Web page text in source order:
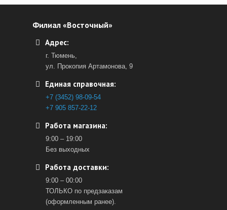
Филиал «Восточный»
Адрес:
г. Тюмень,
ул. Прокопия Артамонова, 9
Единая справочная:
+7 (3452) 98-09-54
+7 905 857-22-12
Работа магазина:
9:00 – 19:00
Без выходных
Работа доставки:
9:00 – 00:00
ТОЛЬКО по предзаказам
(оформленным ранее).